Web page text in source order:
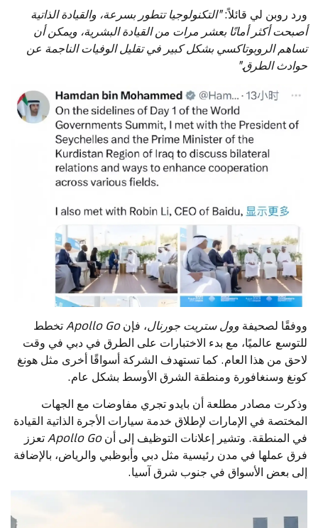
ورد روبن لي قائلاً:"التكنولوجيا تتطور بسرعة، والقيادة الذاتية
أصبحت أكثر أمانًا بعشر مرات من القيادة البشرية، ويمكن أن
تساهم الروبوتاكسي بشكل كبير في تقليل الوفيات الناجمة عن
حوادث الطرق."
ووفقًا لصحيفة وول ستريت جورنال، فإنApollo Goتخطط
للتوسع عالميًا، مع بدء الاختبارات على الطرق في دبي في وقت
لاحق من هذا العام. كما تستهدف الشركة أسواقًا أخرى مثل هونغ
كونغ وسنغافورة ومنطقة الشرق الأوسط بشكل عام.
وذكرت مصادر مطلعة أن بايدو تجري مفاوضات مع الجهات
المختصة في الإمارات لإطلاق خدمة سيارات الأجرة الذاتية القيادة
في المنطقة. وتشير إعلانات التوظيف إلى أنApollo Goتعزز
فرق عملها في مدن رئيسية مثل دبي وأبوظبي والرياض، بالإضافة
إلى بعض الأسواق في جنوب شرق آسيا.